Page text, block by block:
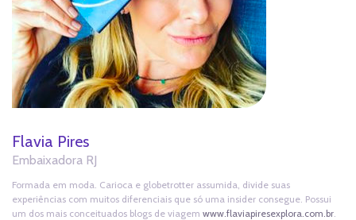
Flavia Pires
Embaixadora RJ
Formada em moda. Carioca e globetrotter assumida, divide suas
experiências com muitos diferenciais que só uma insider consegue. Possui
um dos mais conceituados blogs de viagem www.flaviapiresexplora.com.br